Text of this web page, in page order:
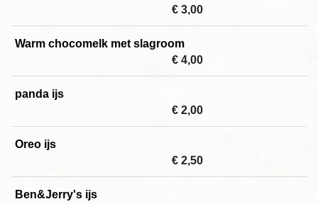
€ 3,00
Warm chocomelk met slagroom
€ 4,00
panda ijs
€ 2,00
Oreo ijs
€ 2,50
Ben&Jerry's ijs